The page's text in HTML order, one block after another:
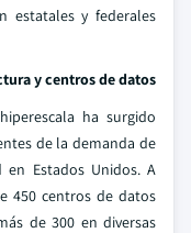
estatales y federales
y centros de datos
ha surgido
de la demanda de
en Estados Unidos. A
450 centros de datos
de 300 en diversas